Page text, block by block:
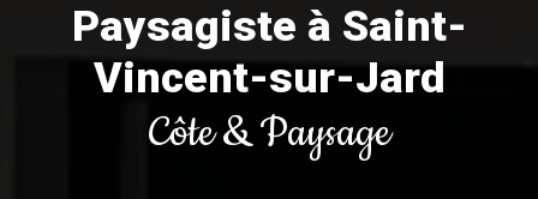
Paysagiste à Saint-
Vincent-sur-Jard
Côte & Paysage